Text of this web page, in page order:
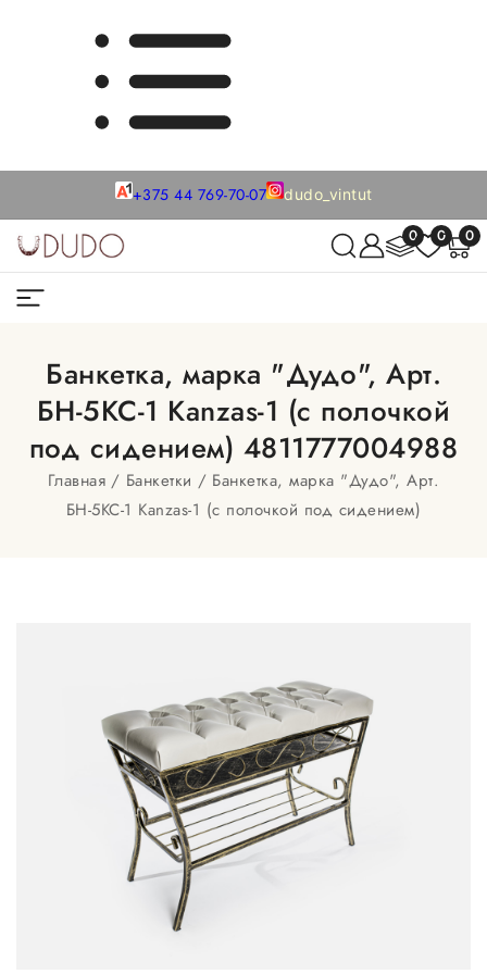
+375 44 769-70-07 dudo_vintut
0 0 0
Банкетка, марка "Дудо", Арт.
БН-5КС-1 Kanzas-1 (с полочкой
под сидением) 4811777004988
Главная Банкетки
Банкетка, марка "Дудо", Арт.
БН-5КС-1 Kanzas-1 (с полочкой под сидением)